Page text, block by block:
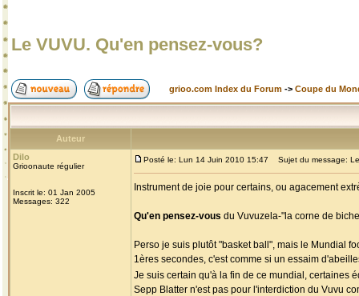
Le VUVU. Qu'en pensez-vous?
grioo.com Index du Forum -> Coupe du
Auteur
Dilo
Grioonaute régulier
Inscrit le: 01 Jan 2005
Messages: 322
Posté le: Lun 14 Juin 2010 15:47 Sujet du message:
Instrument de joie pour certains, ou agacement
Qu'en pensez-vous du Vuvuzela-"la corne de
Perso je suis plutôt "basket ball", mais le Mundial
1ères secondes, c'est comme si un essaim
Je suis certain qu'à la fin de ce mundial, certaines
Sepp Blatter n'est pas pour l'interdiction du Vuvu